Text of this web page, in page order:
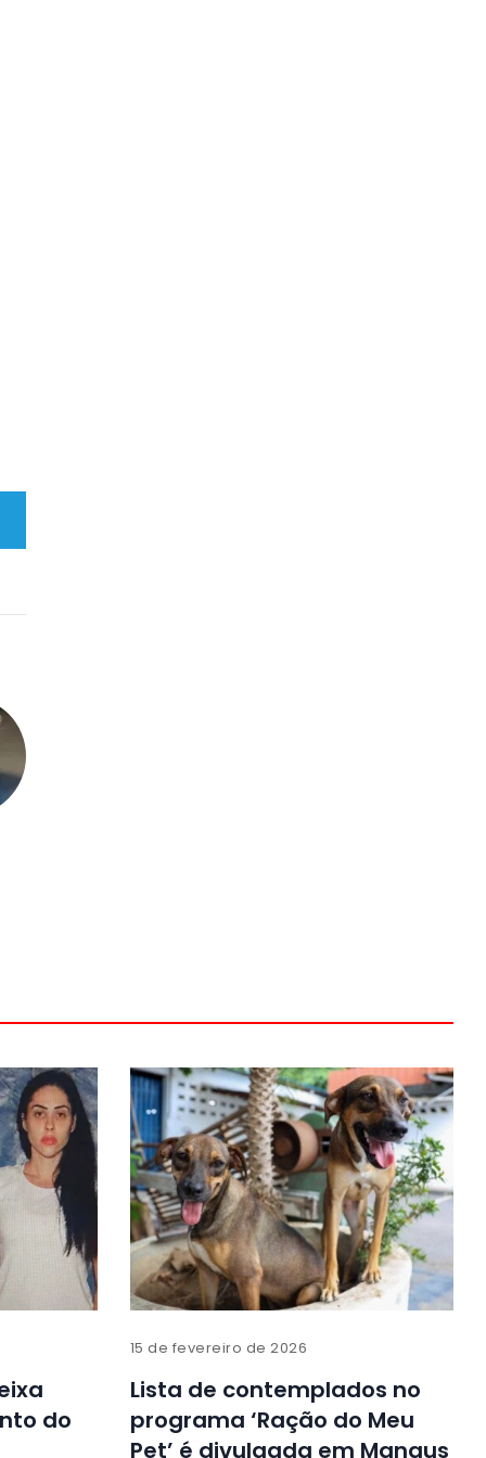
do
15 de fevereiro de 2026
Lista de contemplados no
programa ‘Ração do Meu
Pet’ é divulgada em Manaus